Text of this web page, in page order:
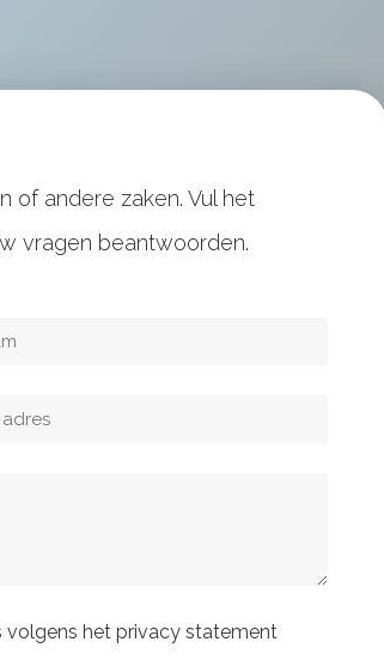
of andere zaken. Vul het
vragen beantwoorden.
volgens het privacy statement